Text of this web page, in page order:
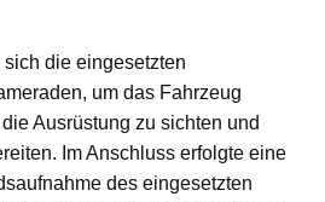
die eingesetzten
um das Fahrzeug
Ausrüstung zu sichten und
Im Anschluss erfolgte eine
des eingesetzten